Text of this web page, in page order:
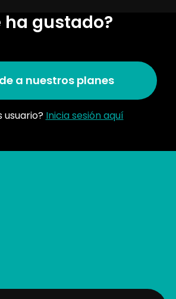
ha gustado?
a nuestros planes
usuario? Inicia sesión aquí